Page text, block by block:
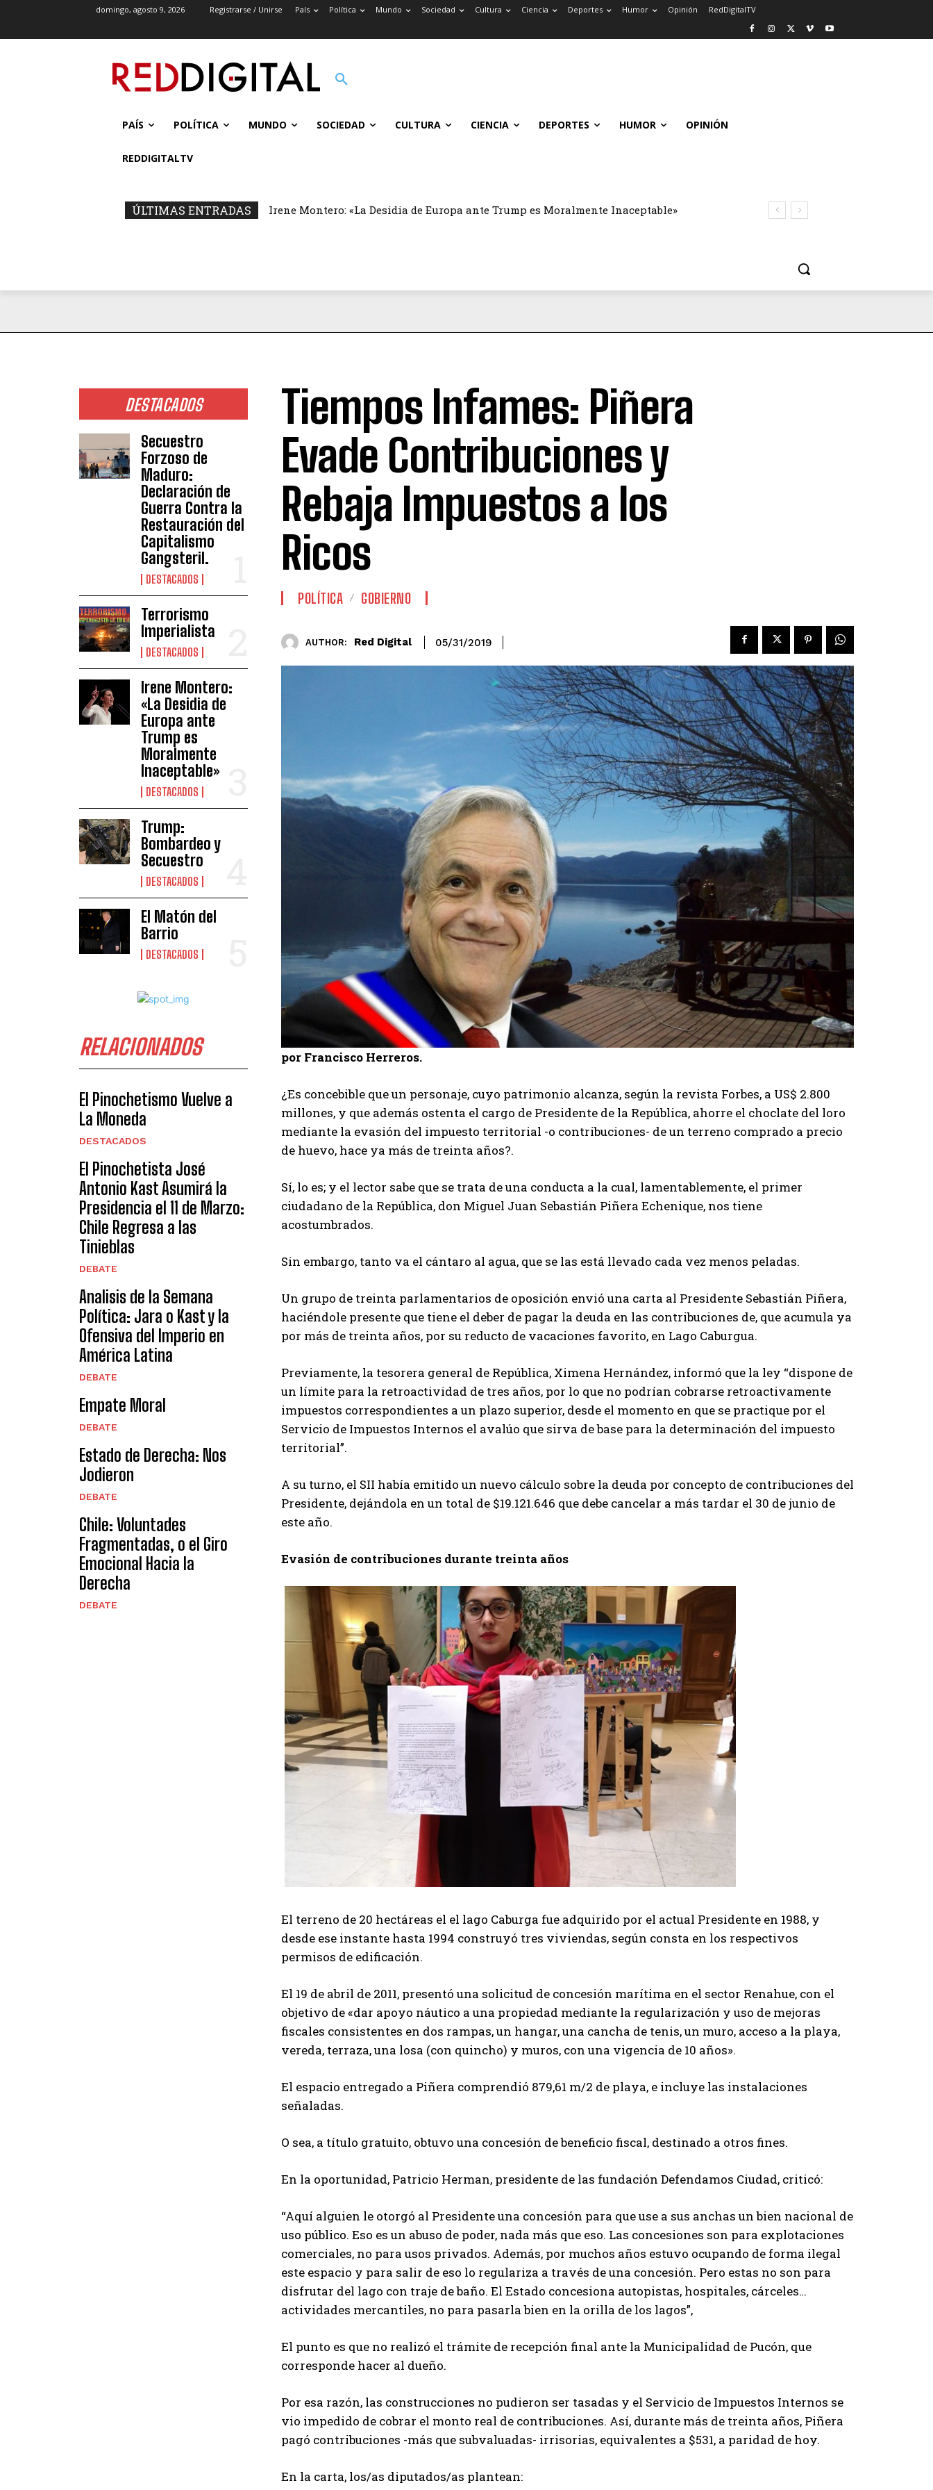
domingo, agosto 9, 2026 Registrarse / Unirse País Política Mundo Sociedad Cultura Ciencia Deportes Humor Opinión RedDigitalTV
PAÍS POLÍTICA MUNDO SOCIEDAD CULTURA CIENCIA DEPORTES HUMOR OPINIÓN
REDDIGITALTV
ÚLTIMAS ENTRADAS Irene Montero: «La Desidia de Europa ante Trump es Moralmente Inaceptable»
DESTACADOS
Secuestro
Forzoso de
Maduro:
Declaración de
Guerra Contra la
Restauración del
Capitalismo
Gangsteril.
DESTACADOS
Terrorismo
Imperialista
DESTACADOS
Irene Montero:
«La Desidia de
Europa ante
Trump es
Moralmente
Inaceptable»
DESTACADOS
Trump:
Bombardeo y
Secuestro
DESTACADOS
El Matón del
Barrio
DESTACADOS
RELACIONADOS
El Pinochetismo Vuelve a
La Moneda
DESTACADOS
El Pinochetista José
Antonio Kast Asumirá la
Presidencia el 11 de Marzo:
Chile Regresa a las
Tinieblas
DEBATE
Analisis de la Semana
Política: Jara o Kast y la
Ofensiva del Imperio en
América Latina
DEBATE
Empate Moral
DEBATE
Estado de Derecha: Nos
Jodieron
DEBATE
Chile: Voluntades
Fragmentadas, o el Giro
Emocional Hacia la
Derecha
DEBATE
Tiempos Infames: Piñera
Evade Contribuciones y
Rebaja Impuestos a los
Ricos
POLÍTICA GOBIERNO
AUTHOR: Red Digital 05/31/2019
por Francisco Herreros.
¿Es concebible que un personaje, cuyo patrimonio alcanza, según la revista Forbes, a US$ 2.800
millones, y que además ostenta el cargo de Presidente de la República, ahorre el choclate del loro
mediante la evasión del impuesto territorial -o contribuciones- de un terreno comprado a precio
de huevo, hace ya más de treinta años?.
Sí, lo es; y el lector sabe que se trata de una conducta a la cual, lamentablemente, el primer
ciudadano de la República, don Miguel Juan Sebastián Piñera Echenique, nos tiene
acostumbrados.
Sin embargo, tanto va el cántaro al agua, que se las está llevado cada vez menos peladas.
Un grupo de treinta parlamentarios de oposición envió una carta al Presidente Sebastián Piñera,
haciéndole presente que tiene el deber de pagar la deuda en las contribuciones de, que acumula ya
por más de treinta años, por su reducto de vacaciones favorito, en Lago Caburgua.
Previamente, la tesorera general de República, Ximena Hernández, informó que la ley “dispone de
un límite para la retroactividad de tres años, por lo que no podrían cobrarse retroactivamente
impuestos correspondientes a un plazo superior, desde el momento en que se practique por el
Servicio de Impuestos Internos el avalúo que sirva de base para la determinación del impuesto
territorial”.
A su turno, el SII había emitido un nuevo cálculo sobre la deuda por concepto de contribuciones del
Presidente, dejándola en un total de $19.121.646 que debe cancelar a más tardar el 30 de junio de
este año.
Evasión de contribuciones durante treinta años
El terreno de 20 hectáreas el el lago Caburga fue adquirido por el actual Presidente en 1988, y
desde ese instante hasta 1994 construyó tres viviendas, según consta en los respectivos
permisos de edificación.
El 19 de abril de 2011, presentó una solicitud de concesión marítima en el sector Renahue, con el
objetivo de «dar apoyo náutico a una propiedad mediante la regularización y uso de mejoras
fiscales consistentes en dos rampas, un hangar, una cancha de tenis, un muro, acceso a la playa,
vereda, terraza, una losa (con quincho) y muros, con una vigencia de 10 años».
El espacio entregado a Piñera comprendió 879,61 m/2 de playa, e incluye las instalaciones
señaladas.
O sea, a título gratuito, obtuvo una concesión de beneficio fiscal, destinado a otros fines.
En la oportunidad, Patricio Herman, presidente de las fundación Defendamos Ciudad, criticó:
“Aquí alguien le otorgó al Presidente una concesión para que use a sus anchas un bien nacional de
uso público. Eso es un abuso de poder, nada más que eso. Las concesiones son para explotaciones
comerciales, no para usos privados. Además, por muchos años estuvo ocupando de forma ilegal
este espacio y para salir de eso lo regulariza a través de una concesión. Pero estas no son para
disfrutar del lago con traje de baño. El Estado concesiona autopistas, hospitales, cárceles…
actividades mercantiles, no para pasarla bien en la orilla de los lagos”,
El punto es que no realizó el trámite de recepción final ante la Municipalidad de Pucón, que
corresponde hacer al dueño.
Por esa razón, las construcciones no pudieron ser tasadas y el Servicio de Impuestos Internos se
vio impedido de cobrar el monto real de contribuciones. Así, durante más de treinta años, Piñera
pagó contribuciones -más que subvaluadas- irrisorias, equivalentes a $531, a paridad de hoy.
En la carta, los/as diputados/as plantean: